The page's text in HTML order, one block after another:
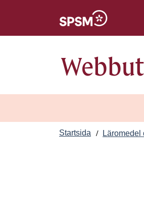
Startsida Läromedel